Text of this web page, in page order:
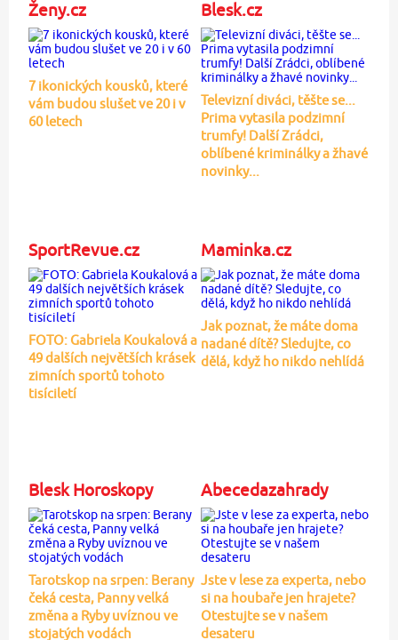
Ženy.cz
7 ikonických kousků, které
vám budou slušet ve 20 i v
60 letech
Blesk.cz
Televizní diváci, těšte se...
Prima vytasila podzimní
trumfy! Další Zrádci,
oblíbené kriminálky a žhavé
novinky...
SportRevue.cz
FOTO: Gabriela Koukalová a
49 dalších největších krásek
zimních sportů tohoto
tisíciletí
Maminka.cz
Jak poznat, že máte doma
nadané dítě? Sledujte, co
dělá, když ho nikdo nehlídá
Blesk Horoskopy
Tarotskop na srpen: Berany
čeká cesta, Panny velká
změna a Ryby uvíznou ve
stojatých vodách
Abecedazahrady
Jste v lese za experta, nebo
si na houbaře jen hrajete?
Otestujte se v našem
desateru